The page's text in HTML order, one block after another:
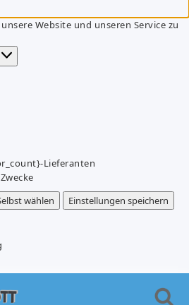
Website und unseren Service zu
Lieferanten
wählen
Einstellungen speichern